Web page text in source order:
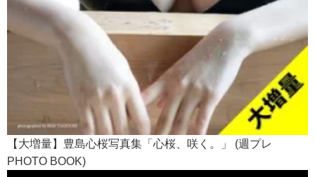
【大増量】豊島心桜写真集「心桜、咲く。」 (週プレ
PHOTO BOOK)